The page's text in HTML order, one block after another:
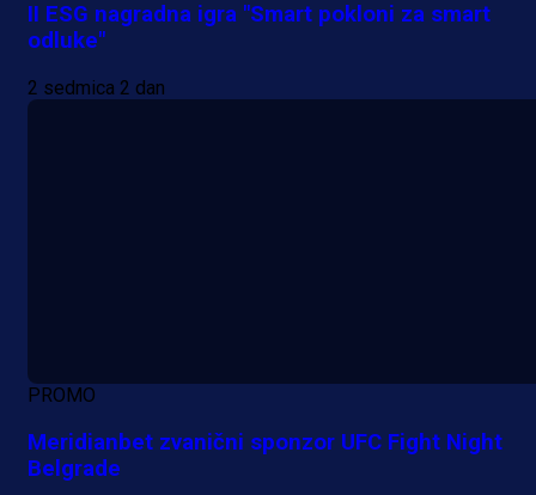
II ESG nagradna igra "Smart pokloni za smart
odluke"
2 sedmica 2 dan
PROMO
Meridianbet zvanični sponzor UFC Fight Night
Belgrade